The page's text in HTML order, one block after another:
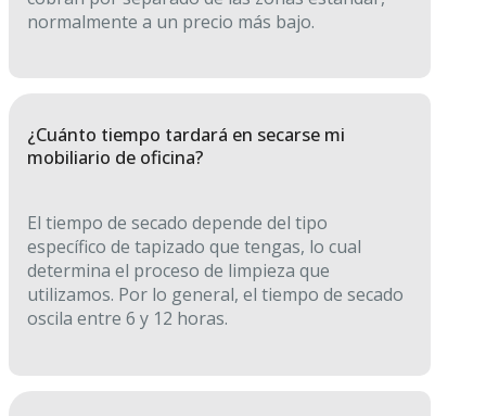
normalmente a un precio más bajo.
¿Cuánto tiempo tardará en secarse mi
mobiliario de oficina?
El tiempo de secado depende del tipo
específico de tapizado que tengas, lo cual
determina el proceso de limpieza que
utilizamos. Por lo general, el tiempo de secado
oscila entre 6 y 12 horas.